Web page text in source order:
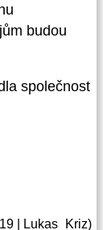
budou
společnost
| Lukas_Kriz)